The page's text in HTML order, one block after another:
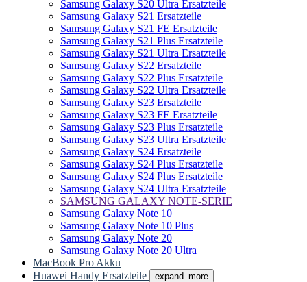
Samsung Galaxy S20 Ultra Ersatzteile
Samsung Galaxy S21 Ersatzteile
Samsung Galaxy S21 FE Ersatzteile
Samsung Galaxy S21 Plus Ersatzteile
Samsung Galaxy S21 Ultra Ersatzteile
Samsung Galaxy S22 Ersatzteile
Samsung Galaxy S22 Plus Ersatzteile
Samsung Galaxy S22 Ultra Ersatzteile
Samsung Galaxy S23 Ersatzteile
Samsung Galaxy S23 FE Ersatzteile
Samsung Galaxy S23 Plus Ersatzteile
Samsung Galaxy S23 Ultra Ersatzteile
Samsung Galaxy S24 Ersatzteile
Samsung Galaxy S24 Plus Ersatzteile
Samsung Galaxy S24 Plus Ersatzteile
Samsung Galaxy S24 Ultra Ersatzteile
SAMSUNG GALAXY NOTE-SERIE
Samsung Galaxy Note 10
Samsung Galaxy Note 10 Plus
Samsung Galaxy Note 20
Samsung Galaxy Note 20 Ultra
MacBook Pro Akku
Huawei Handy Ersatzteile
expand_more